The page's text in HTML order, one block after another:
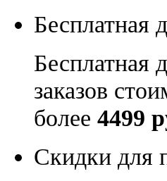
Бесплатная
Бесплатная
заказов
более 4499
Скидки для